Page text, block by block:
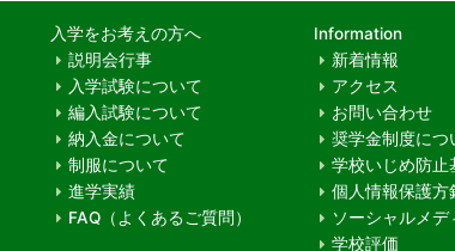
入学をお考えの方へ
説明会行事
入学試験について
編入試験について
納入金について
制服について
進学実績
FAQ（よくあるご質問）
Information
新着情報
アクセス
お問い合わせ
奨学金制度につ
学校いじめ防止
個人情報保護方
ソーシャルメデ
学校評価